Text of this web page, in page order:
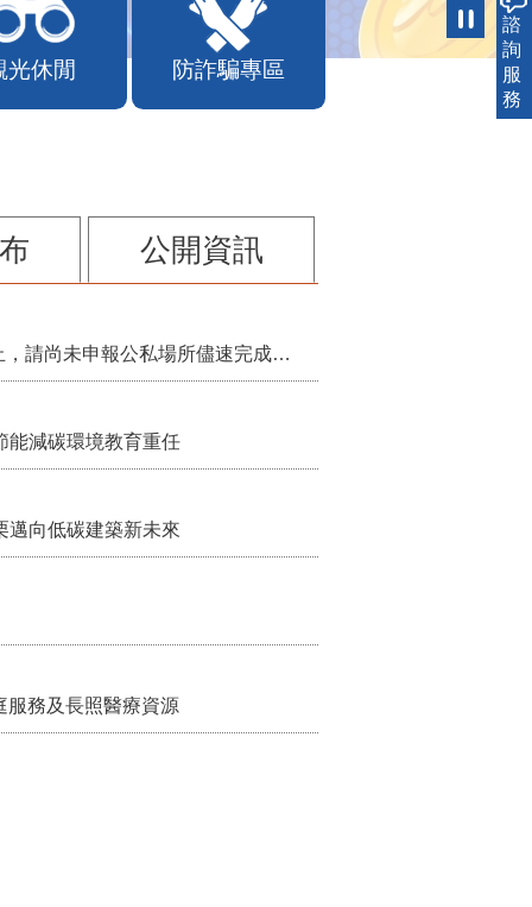
光休閒 防詐騙專區
公開資訊
115年第2季固定源空污費申報已於7月底截止，請尚未申報公私場所儘速完成申繳，以免面臨滯納金及罰鍰!
減碳環境教育重任
向低碳建築新未來
服務及長照醫療資源
諮
詢
服
務